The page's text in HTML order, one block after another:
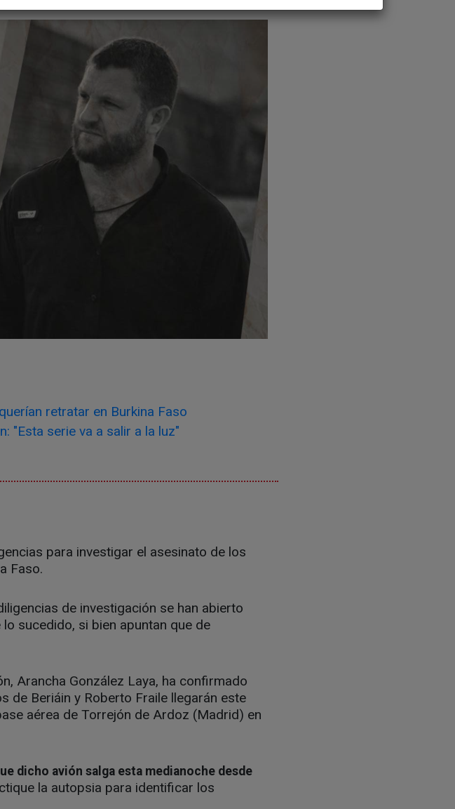
retratar en Burkina Faso
"Esta serie va a salir a la luz"
para investigar el asesinato de los
Faso.
de investigación se han abierto
sucedido, si bien apuntan que de
Arancha González Laya, ha confirmado
de Beriáin y Roberto Fraile llegarán este
aérea de Torrejón de Ardoz (Madrid) en
dicho avión salga esta medianoche desde
la autopsia para identificar los